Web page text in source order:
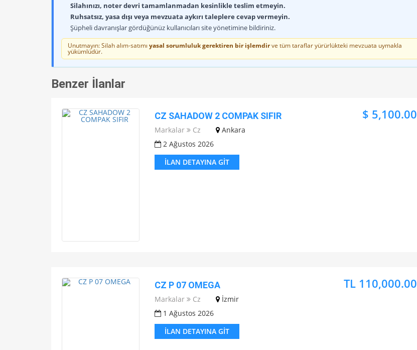
Silahınızı, noter devri tamamlanmadan kesinlikle teslim etmeyin.
Ruhsatsız, yasa dışı veya mevzuata aykırı taleplere cevap vermeyin.
Şüpheli davranışlar gördüğünüz kullanıcıları site yönetimine bildiriniz.
Unutmayın: Silah alım-satımı yasal sorumluluk gerektiren bir işlemdirve tüm taraflar yürürlükteki mevzuata uymakla
yükümlüdür.
Benzer İlanlar
CZ SAHADOW 2 COMPAK SIFIR
Markalar Cz
Ankara
2 Ağustos 2026
İLAN DETAYINA GIT
$ 5,100.00
CZ P 07 OMEGA
Markalar Cz
İzmir
1 Ağustos 2026
İLAN DETAYINA GIT
TL 110,000.00